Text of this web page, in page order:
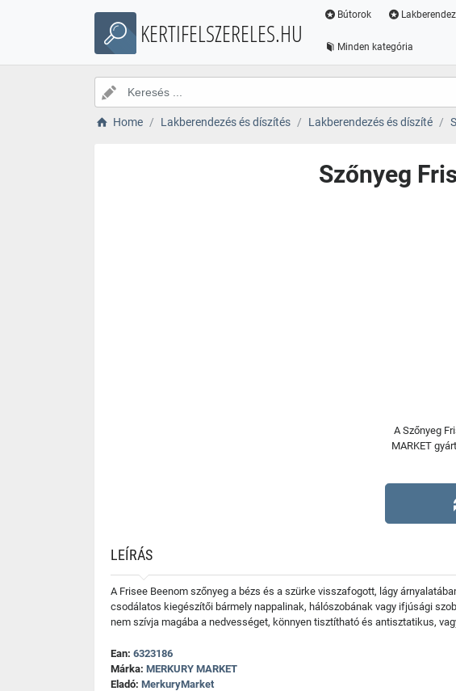
KERTIFELSZERELES.HU
Bútorok
Minden kategória
Home Lakberendezés és díszítés Lakberendezés és díszíté
Szőnyeg
A Szőnyeg
MARKET
LEÍRÁS
A Frisee Beenom szőnyeg a bézs és a szürke visszafogott, lágy
csodálatos kiegészítői bármely nappalinak, hálószobának vagy ifjúsági
nem szívja magába a nedvességet, könnyen tisztítható és antisztatikus,
Ean: 6323186
Márka: MERKURY MARKET
Eladó: MerkuryMarket